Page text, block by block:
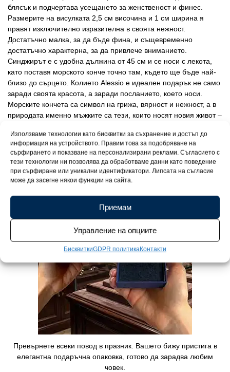
Използваме технологии като бисквитки за съхранение и достъп до
информация на устройството. Правим това за подобряване на
сърфирането и показване на персонализирани реклами. Съгласието с
тези технологии ни позволява да обработваме данни като поведение
при сърфиране или уникални идентификатори. Липсата на съгласие
може да засегне някои функции на сайта.
Приемам
Управление на опциите
БисквиткиGDPR политикаКонтакти
блясък и подчертава усещането за женственост и финес.
Размерите на висулката 2,5 см височина и 1 см ширина я
правят изключително изразителна в своята нежност.
Достатъчно малка, за да бъде фина, и същевременно
достатъчно характерна, за да привлече вниманието.
Синджирът е с удобна дължина от 45 см и се носи с лекота,
като поставя морското конче точно там, където ще бъде най-
близо до сърцето. Колието Alessio е идеален подарък не само
заради своята красота, а заради посланието, което носи.
Морските кончета са символ на грижа, вярност и нежност, а в
природата именно мъжките са тези, които носят новия живот –
пристига в луксозна подаръчна кутийка и е придружено от
сертификат за качество за среброто 925, което го прави не
просто бижу, а жест с душа – израз на внимание, обич и стил.
Превърнете всеки повод в празник. Вашето бижу пристига в
елегантна подаръчна опаковка, готово да зарадва любим
човек.